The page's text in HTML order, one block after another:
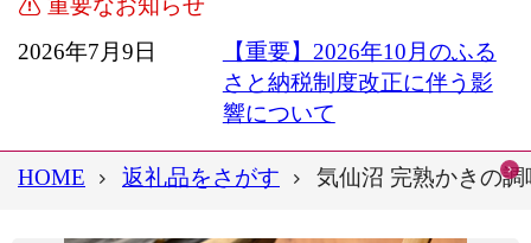
重要なお知らせ
2026年7月9日
【重要】2026年10月のふる
さと納税制度改正に伴う影
響について
HOME 返礼品をさがす 気仙沼 完熟かきの